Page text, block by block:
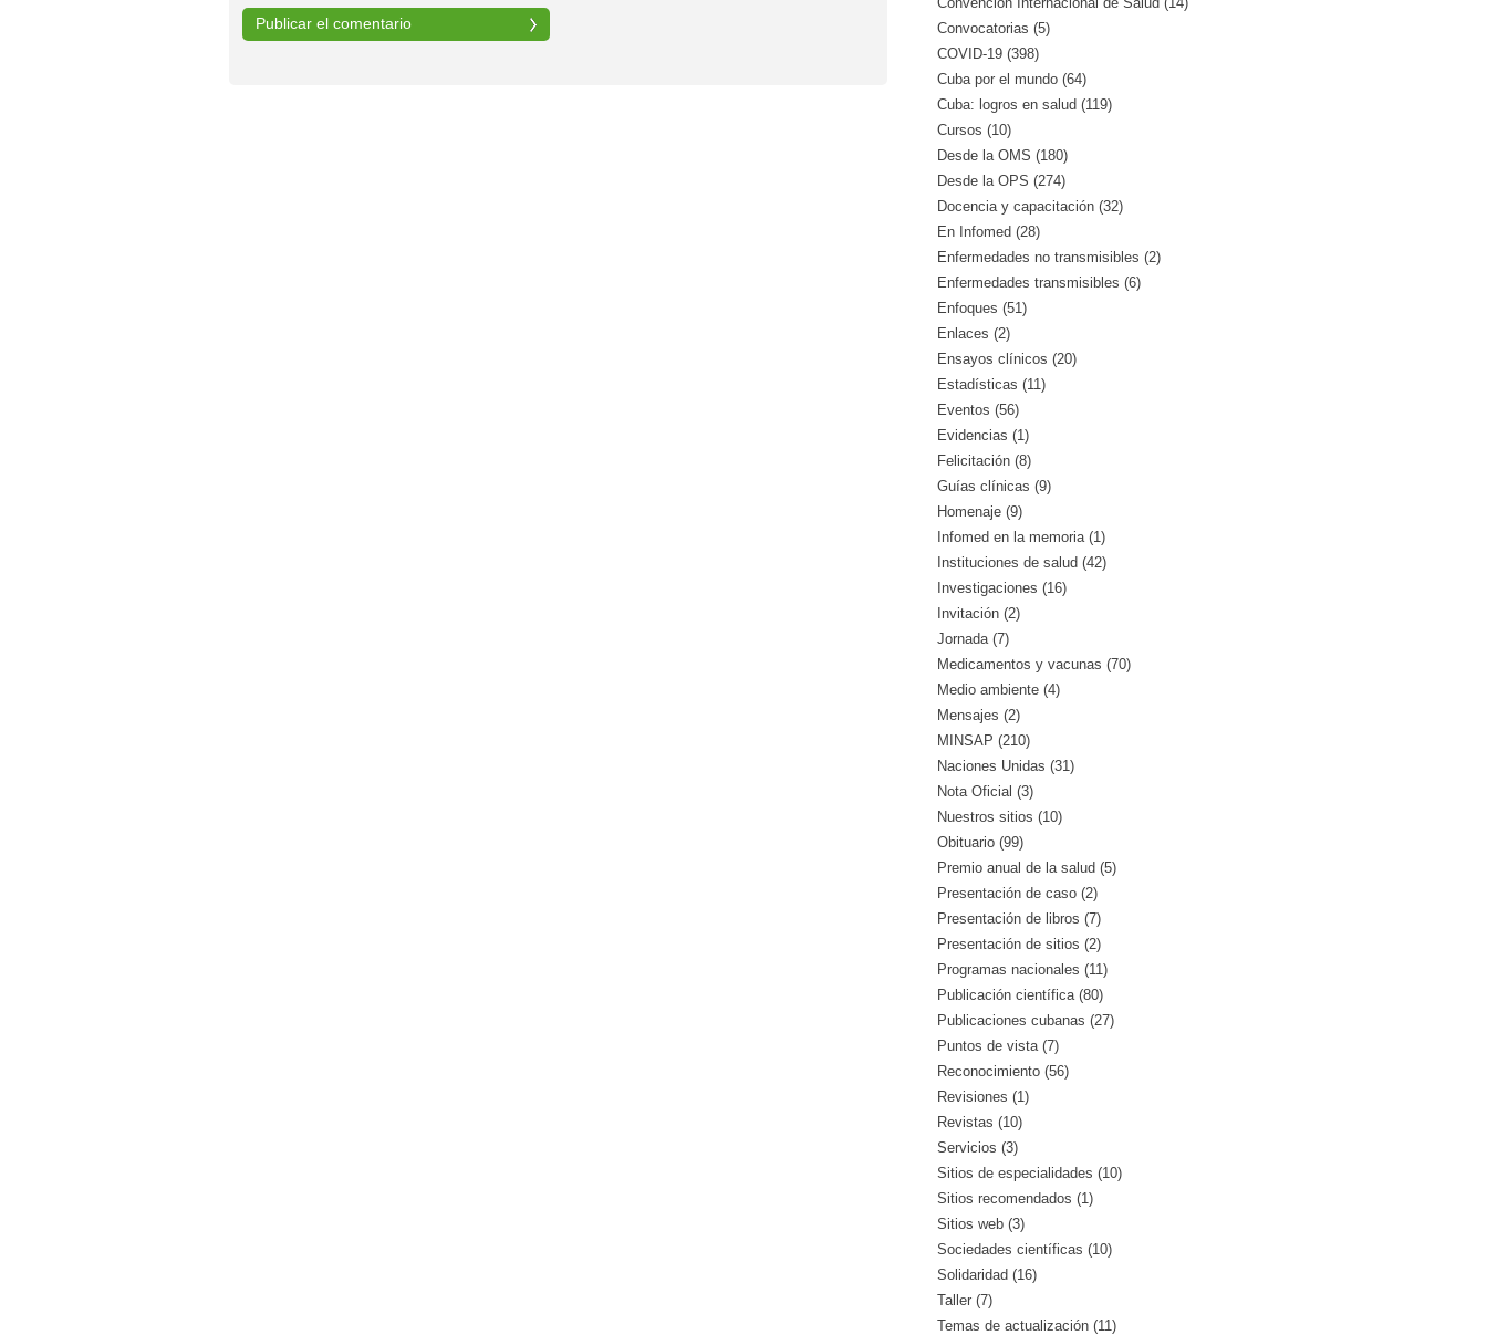
Convocatorias (5)
COVID-19 (398)
Cuba por el mundo (64)
Cuba: logros en salud (119)
Cursos (10)
Desde la OMS (180)
Desde la OPS (274)
Docencia y capacitación (32)
En Infomed (28)
Enfermedades no transmisibles (2)
Enfermedades transmisibles (6)
Enfoques (51)
Enlaces (2)
Ensayos clínicos (20)
Estadísticas (11)
Eventos (56)
Evidencias (1)
Felicitación (8)
Guías clínicas (9)
Homenaje (9)
Infomed en la memoria (1)
Instituciones de salud (42)
Investigaciones (16)
Invitación (2)
Jornada (7)
Medicamentos y vacunas (70)
Medio ambiente (4)
Mensajes (2)
MINSAP (210)
Naciones Unidas (31)
Nota Oficial (3)
Nuestros sitios (10)
Obituario (99)
Premio anual de la salud (5)
Presentación de caso (2)
Presentación de libros (7)
Presentación de sitios (2)
Programas nacionales (11)
Publicación científica (80)
Publicaciones cubanas (27)
Puntos de vista (7)
Reconocimiento (56)
Revisiones (1)
Revistas (10)
Servicios (3)
Sitios de especialidades (10)
Sitios recomendados (1)
Sitios web (3)
Sociedades científicas (10)
Solidaridad (16)
Taller (7)
Temas de actualización (11)